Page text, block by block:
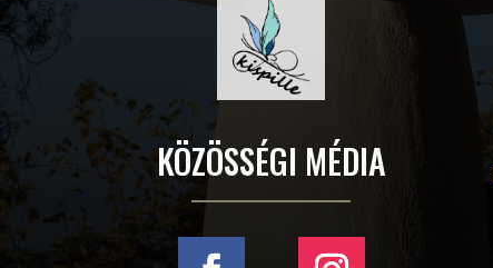
KÖZÖSSÉGI MÉDIA